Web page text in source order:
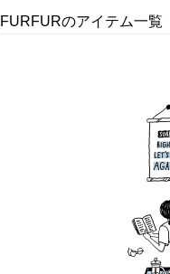
FURFURのアイテム一覧